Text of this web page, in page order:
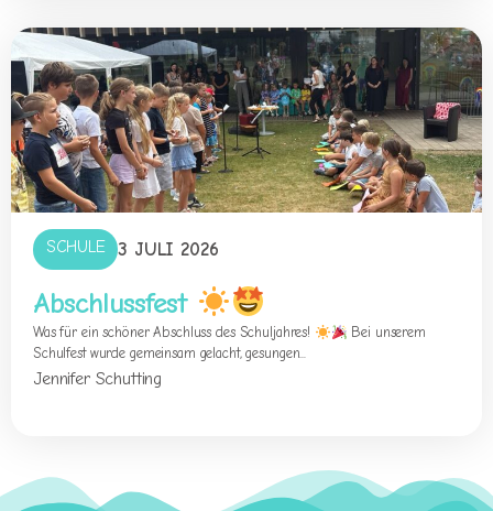
SCHULE 3 JULI 2026
Abschlussfest
Was für ein schöner Abschluss des Schuljahres!
Bei unserem
Schulfest wurde gemeinsam gelacht, gesungen...
Jennifer Schutting